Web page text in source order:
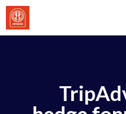
İçeriğe
atla